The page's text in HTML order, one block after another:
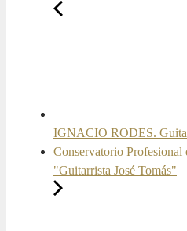
IGNACIO RODES.
Conservatorio
"Guitarrista José Tomás"